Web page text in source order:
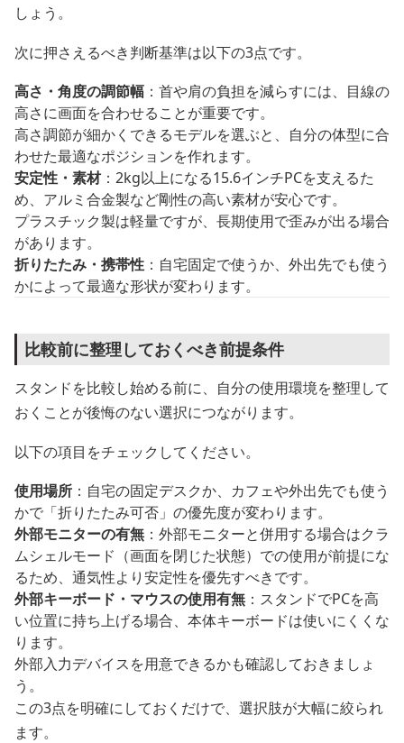
しょう。
次に押さえるべき判断基準は以下の3点です。
高さ・角度の調節幅 ：首や肩の負担を減らすには、目線の
高さに画面を合わせることが重要です。
高さ調節が細かくできるモデルを選ぶと、自分の体型に合
わせた最適なポジションを作れます。
安定性・素材：2kg以上になる15.6インチPCを支えるた
め、アルミ合金製など剛性の高い素材が安心です。
プラスチック製は軽量ですが、長期使用で歪みが出る場合
があります。
折りたたみ・携帯性 ：自宅固定で使うか、外出先でも使う
かによって最適な形状が変わります。
比較前に整理しておくべき前提条件
スタンドを比較し始める前に、自分の使用環境を整理して
おくことが後悔のない選択につながります。
以下の項目をチェックしてください。
使用場所 ：自宅の固定デスクか、カフェや外出先でも使う
かで「折りたたみ可否」の優先度が変わります。
外部モニターの有無 ：外部モニターと併用する場合はクラ
ムシェルモード（画面を閉じた状態）での使用が前提にな
るため、通気性より安定性を優先すべきです。
外部キーボード・マウスの使用有無 ：スタンドでPCを高
い位置に持ち上げる場合、本体キーボードは使いにくくな
ります。
外部入力デバイスを用意できるかも確認しておきましょ
う。
この3点を明確にしておくだけで、選択肢が大幅に絞られ
ます。